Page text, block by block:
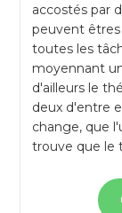
accostés par
peuvent
toutes les
moyennant
d'ailleurs le
deux d'entre
change, que
trouve que le